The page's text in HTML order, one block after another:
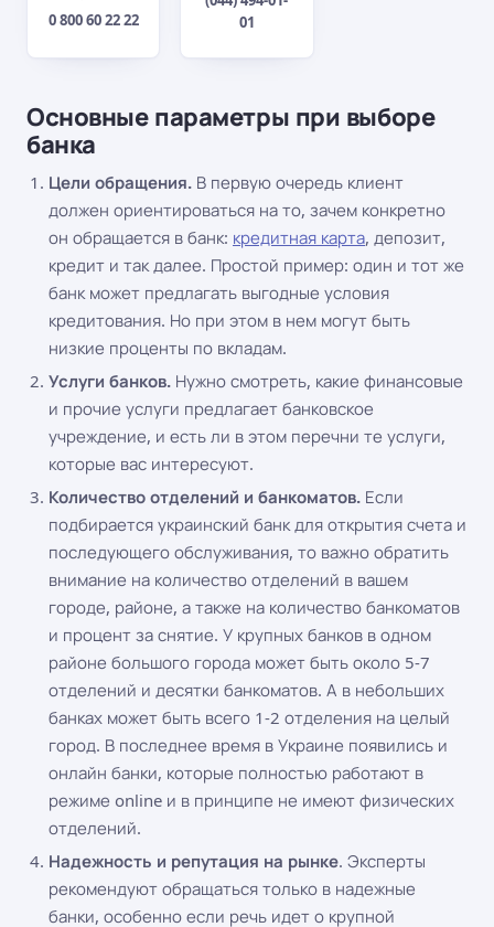
0 800 60 22 22
01
Основные параметры при выборе
банка
Цели обращения. В первую очередь клиент
должен ориентироваться на то, зачем конкретно
он обращается в банк: кредитная карта, депозит,
кредит и так далее. Простой пример: один и тот же
банк может предлагать выгодные условия
кредитования. Но при этом в нем могут быть
низкие проценты по вкладам.
Услуги банков. Нужно смотреть, какие финансовые
и прочие услуги предлагает банковское
учреждение, и есть ли в этом перечни те услуги,
которые вас интересуют.
Количество отделений и банкоматов. Если
подбирается украинский банк для открытия счета и
последующего обслуживания, то важно обратить
внимание на количество отделений в вашем
городе, районе, а также на количество банкоматов
и процент за снятие. У крупных банков в одном
районе большого города может быть около 5-7
отделений и десятки банкоматов. А в небольших
банках может быть всего 1-2 отделения на целый
город. В последнее время в Украине появились и
онлайн банки, которые полностью работают в
режиме online и в принципе не имеют физических
отделений.
Надежность и репутация на рынке. Эксперты
рекомендуют обращаться только в надежные
банки, особенно если речь идет о крупной